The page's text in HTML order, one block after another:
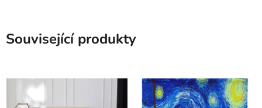
Související produkty